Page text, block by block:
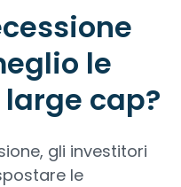
le
cap?
gli investitori
le